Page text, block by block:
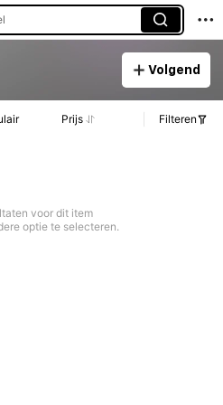
Volgend
Prijs Filteren
voor dit item
optie te selecteren.